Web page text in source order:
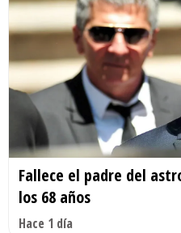
Fallece el padre del
los 68 años
Hace 1 día